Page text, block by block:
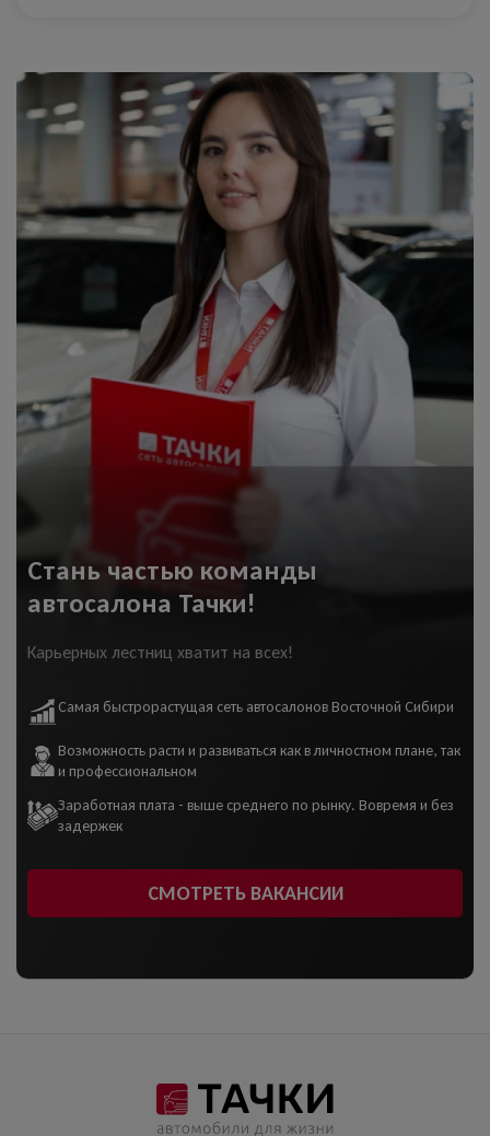
Стань частью команды
автосалона Тачки!
Карьерных лестниц хватит на всех!
Самая быстрорастущая сеть автосалонов Восточной Сибири
Возможность расти и развиваться как в личностном плане, так
и профессиональном
Заработная плата - выше среднего по рынку. Вовремя и без
задержек
СМОТРЕТЬ ВАКАНСИИ